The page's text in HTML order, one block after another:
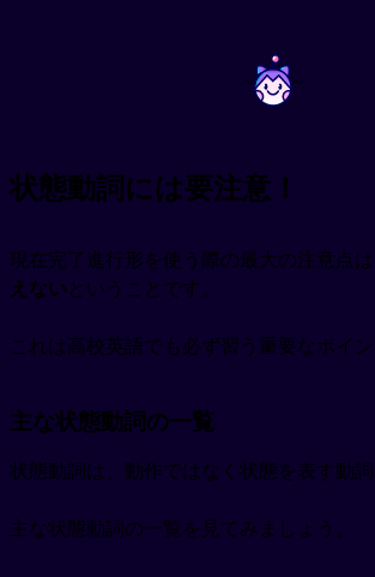
~ ~
状態動詞には要注意！
現在完了進行形を使う際の最大の注意点は
えないということです。
これは高校英語でも必ず習う重要なポイ
主な状態動詞の一覧
状態動詞は、動作ではなく状態を表す動詞
主な状態動詞の一覧を見てみましょう。